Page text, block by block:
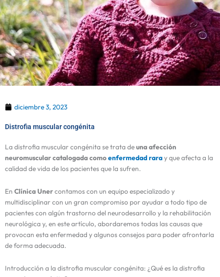
diciembre 3, 2023
Distrofia muscular congénita
La distrofia muscular congénita se trata deuna afección
neuromuscular catalogada comoenfermedad raray que afecta a la
calidad de vida de los pacientes que la sufren.
En Clínica Unercontamos con un equipo especializado y
multidisciplinar con un gran compromiso por ayudar a todo tipo de
pacientes con algún trastorno del neurodesarrollo y la rehabilitación
neurológica y, en este artículo, abordaremos todas las causas que
provocan esta enfermedad y algunos consejos para poder afrontarla
de forma adecuada.
Introducción a la distrofia muscular congénita: ¿Qué es la distrofia